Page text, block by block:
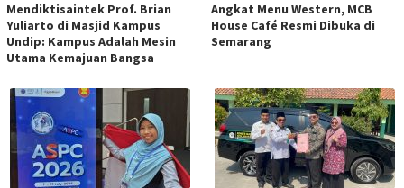
Mendiktisaintek Prof. Brian
Yuliarto di Masjid Kampus
Undip: Kampus Adalah Mesin
Utama Kemajuan Bangsa
Angkat Menu Western, MCB
House Café Resmi Dibuka di
Semarang